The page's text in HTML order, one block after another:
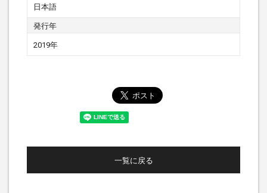
日本語
発行年
2019年
一覧に戻る